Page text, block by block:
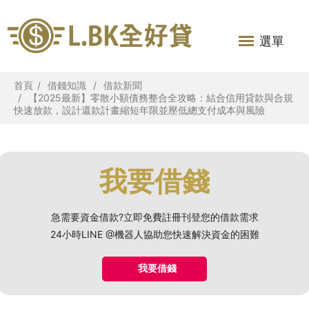
選單
首頁 借錢知識
借款新聞
【2025最新】零散小額債務整合全攻略：結合信用貸款與合規
快速放款，設計還款計畫縮短年限並壓低總支付成本與風險
我要借錢
急需要資金借款?立即免費註冊刊登您的借款需求
24小時LINE @機器人協助您快速解決資金的困難
我要借錢